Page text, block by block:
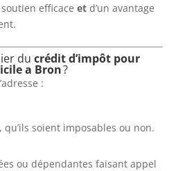
efficace etd’un avantage
du crédit d’impôt pour
a Bron?
:
soient imposables ou non.
ou dépendantes faisant appel